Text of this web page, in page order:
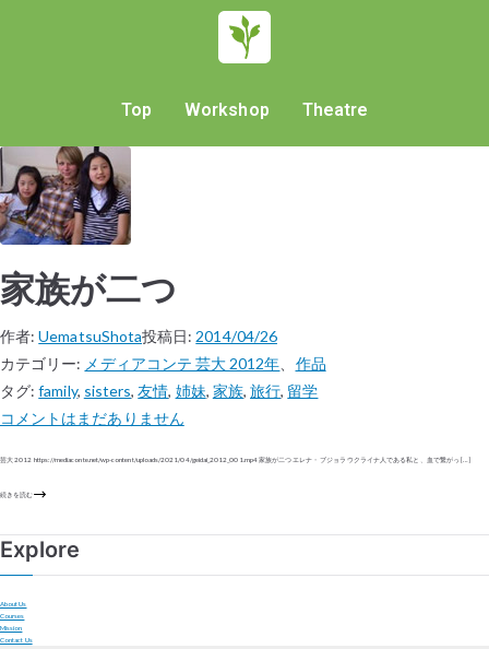
Top Workshop Theatre
家族が二つ
作者:UematsuShota投稿日: 2014/04/26
カテゴリー: メディアコンテ 芸大 2012年
作品
タグ:family, sisters,友情, 姉妹, 家族,旅行, 留学
コメントはまだありません
芸大 2012 https://mediaconte.net/wp-content/uploads/2021/04/geidai_2012_001.mp4 家族が二つ エレナ・ブジョラ ウクライナ人である私と、血で繋がっ […]
続きを読む
Explore
About Us
Courses
Mission
Contact Us